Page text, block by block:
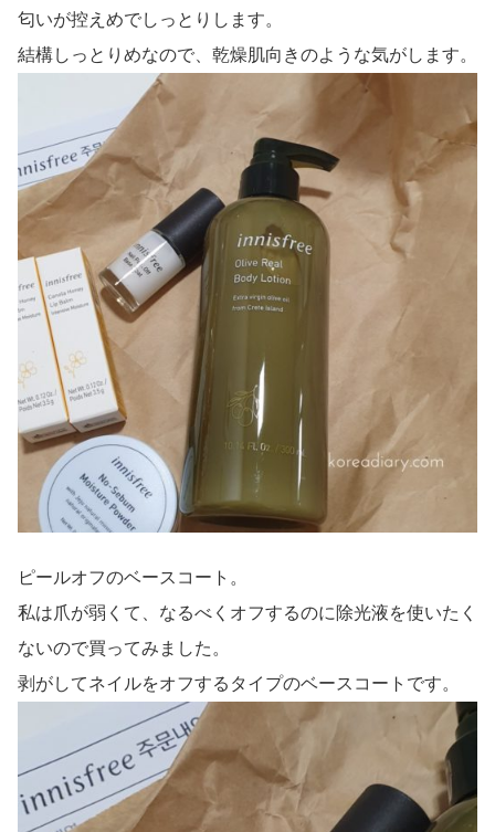
匂いが控えめでしっとりします。
結構しっとりめなので、乾燥肌向きのような気がします。
ピールオフのベースコート。
私は爪が弱くて、なるべくオフするのに除光液を使いたく
ないので買ってみました。
剥がしてネイルをオフするタイプのベースコートです。